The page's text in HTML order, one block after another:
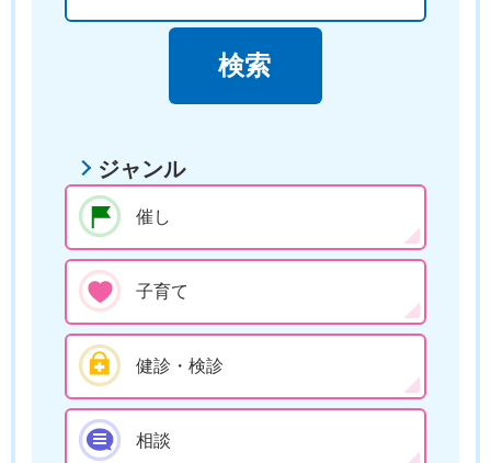
ジャンル
催し
子育て
健診・検診
相談